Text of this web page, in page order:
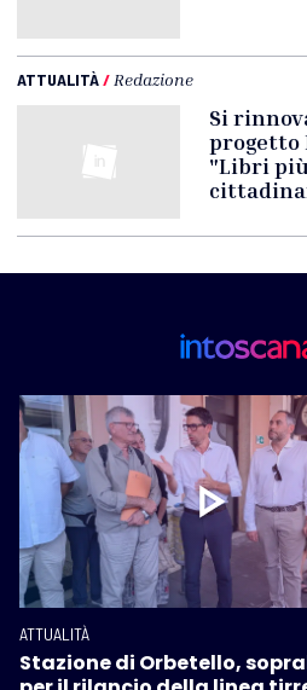
ATTUALITÀ/ Redazione
Si
progetto
"Libri
ATTUALITÀ
Stazione di Orbetello,